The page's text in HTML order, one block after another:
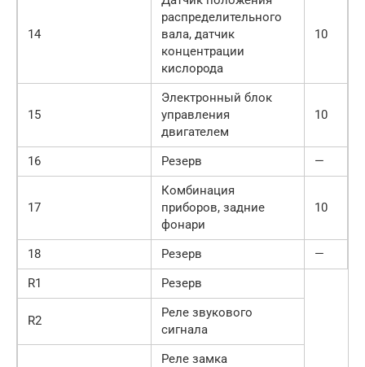
14
распределительного
вала, датчик
концентрации
кислорода
10
15
Электронный блок
управления
двигателем
10
16 Резерв —
17
Комбинация
приборов, задние
фонари
10
18 Резерв
—
R1
Резерв
R2
Реле звукового
сигнала
Реле замка